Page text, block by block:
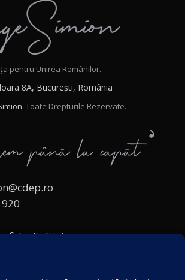
pentru Unirea Românilor.
8A, București, România
Toate Drepturile Rezervate.